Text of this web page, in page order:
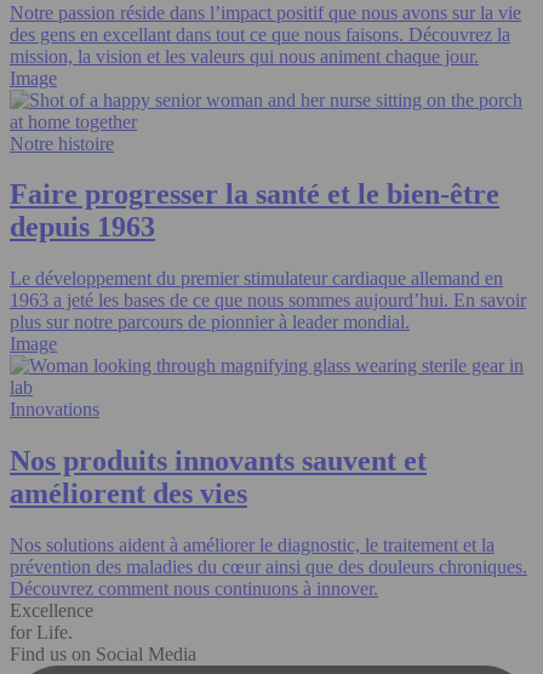
Notre passion réside dans l’impact positif que nous avons sur la vie
des gens en excellant dans tout ce que nous faisons. Découvrez la
mission, la vision et les valeurs qui nous animent chaque jour.
Image
Notre histoire
Faire progresser la santé et le bien-être
depuis 1963
Le développement du premier stimulateur cardiaque allemand en
1963 a jeté les bases de ce que nous sommes aujourd’hui. En savoir
plus sur notre parcours de pionnier à leader mondial.
Image
Innovations
Nos produits innovants sauvent et
améliorent des vies
Nos solutions aident à améliorer le diagnostic, le traitement et la
prévention des maladies du cœur ainsi que des douleurs chroniques.
Découvrez comment nous continuons à innover.
Excellence
for Life.
Find us on Social Media